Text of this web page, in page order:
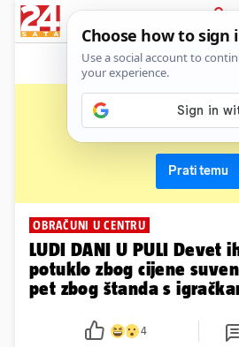
PRIJAVA
News
igračke
Prati temu
OBRAČUNI U CENTRU
LUDI DANI U PULI Devet
potuklo zbog cijene
pet zbog štanda s
4